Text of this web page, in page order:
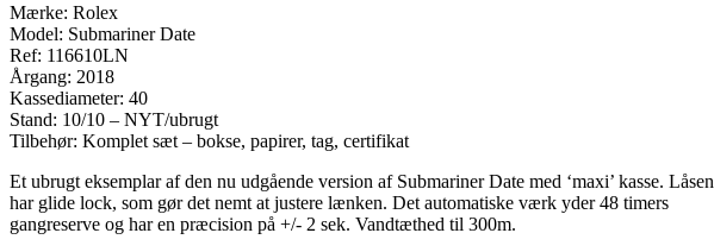
Mærke: Rolex
Model: Submariner Date
Ref: 116610LN
Årgang: 2018
Kassediameter: 40
Stand: 10/10 – NYT/ubrugt
Tilbehør: Komplet sæt – bokse, papirer, tag, certifikat
Et ubrugt eksemplar af den nu udgående version af Submariner Date med ‘maxi’ kasse. Låsen
har glide lock, som gør det nemt at justere lænken. Det automatiske værk yder 48 timers
gangreserve og har en præcision på +/- 2 sek. Vandtæthed til 300m.